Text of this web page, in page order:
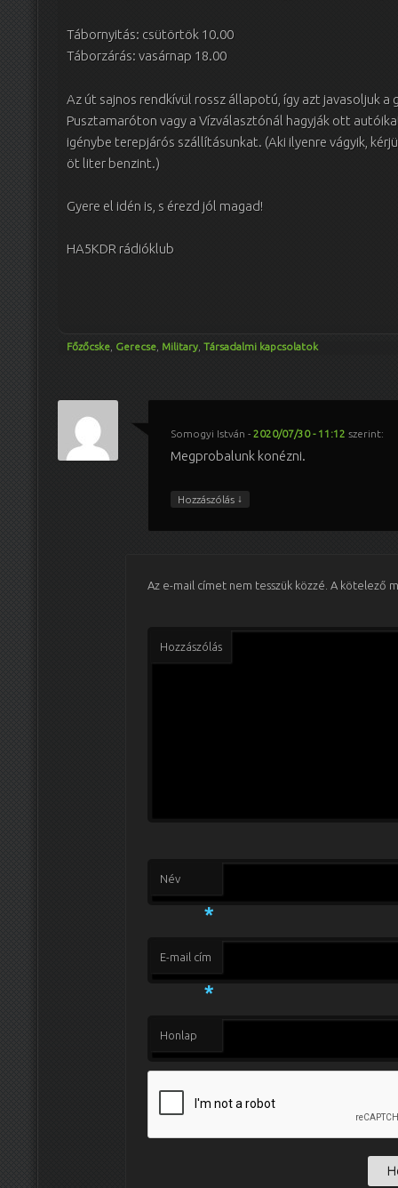
Tábornyitás: csütörtök 10.00
Táborzárás: vasárnap 18.00
Az út sajnos rendkívül rossz állapotú, így azt javasoljuk a
Pusztamaróton vagy a Vízválasztónál hagyják ott
igénybe terepjárós szállításunkat. (Aki ilyenre vágyik,
öt liter benzint.)
Gyere el idén is, s érezd jól magad!
HA5KDR rádióklub
Főzőcske Gerecse Military Társadalmi kapcsolatok
Somogyi István - 2020/07/30 - 11:12 szerint:
Megprobalunk konézni.
Hozzászólás ↓
Az e-mail címet nem tesszük közzé. A kötelező
Hozzászólás
Név
*
E-mail cím
*
Honlap